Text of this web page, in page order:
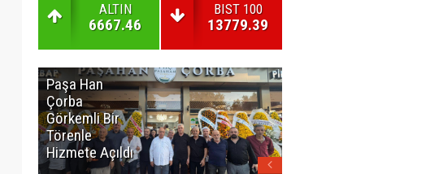
ALTIN
6667.46
BIST 100
13779.39
Paşa Han
Çorba
Görkemli Bir
Törenle
Hizmete Açıldı